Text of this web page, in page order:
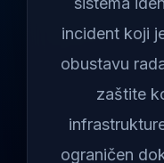
incident koji
obustavu
zaštite
ograničen